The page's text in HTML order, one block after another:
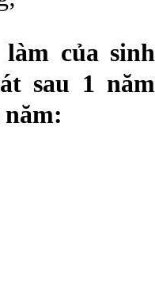
của sinh
sau 1 năm